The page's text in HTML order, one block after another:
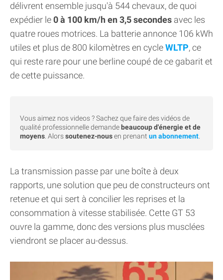
délivrent ensemble jusqu'à 544 chevaux, de quoi
expédier le0 à 100 km/h en 3,5 secondes avec les
quatre roues motrices. La batterie annonce 106 kWh
utiles et plus de 800 kilomètres en cycleWLTP, ce
qui reste rare pour une berline coupé de ce gabarit et
de cette puissance.
Vous aimez nos videos ? Sachez que faire des vidéos de
qualité professionnelle demande beaucoup d'énergie et de
moyens. Alorssoutenez-nousen prenant un abonnement.
La transmission passe par une boîte à deux
rapports, une solution que peu de constructeurs ont
retenue et qui sert à concilier les reprises et la
consommation à vitesse stabilisée. Cette GT 53
ouvre la gamme, donc des versions plus musclées
viendront se placer au-dessus.